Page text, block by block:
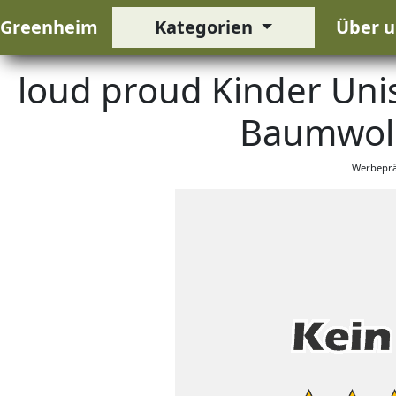
Greenheim Kategorien Über
loud proud Kinder